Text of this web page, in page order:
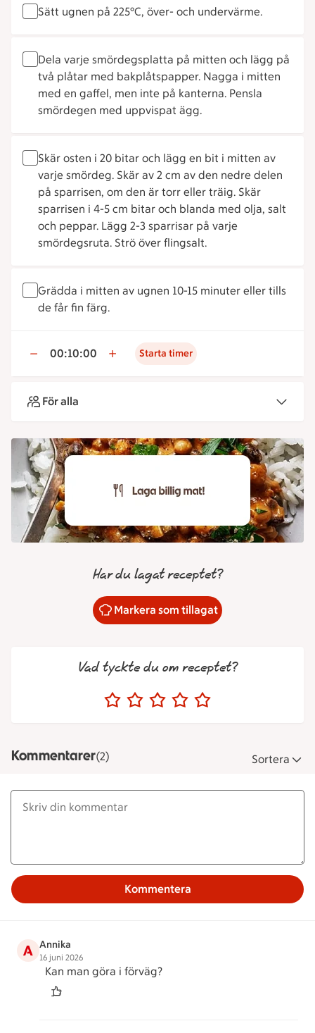
Sätt ugnen på 225°C, över- och undervärme.
Dela varje smördegsplatta på mitten och lägg på
två plåtar med bakplåtspapper. Nagga i mitten
med en gaffel, men inte på kanterna. Pensla
smördegen med uppvispat ägg.
Skär osten i 20 bitar och lägg en bit i mitten av
varje smördeg. Skär av 2 cm av den nedre delen
på sparrisen, om den är torr eller träig. Skär
sparrisen i 4-5 cm bitar och blanda med olja, salt
och peppar. Lägg 2-3 sparrisar på varje
smördegsruta. Strö över flingsalt.
Grädda i mitten av ugnen 10-15 minuter eller tills
de får fin färg.
00:10:00 Starta timer
För alla
Har du lagat receptet?
Markera som tillagat
Vad tyckte du om receptet?
Kommentarer(2) Sortera
Kommentera
A Annika
16 juni 2026
Kan man göra i förväg?